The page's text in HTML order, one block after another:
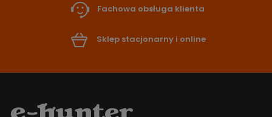
Fachowa obsługa klienta
Sklep stacjonarny i online